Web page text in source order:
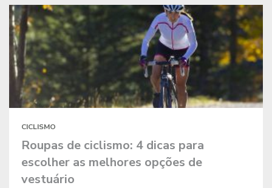
CICLISMO
Roupas de ciclismo: 4 dicas para
escolher as melhores opções de
vestuário